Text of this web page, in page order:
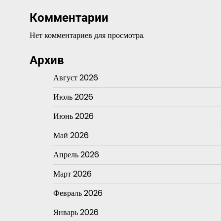
Комментарии
Нет комментариев для просмотра.
Архив
Август 2026
Июль 2026
Июнь 2026
Май 2026
Апрель 2026
Март 2026
Февраль 2026
Январь 2026